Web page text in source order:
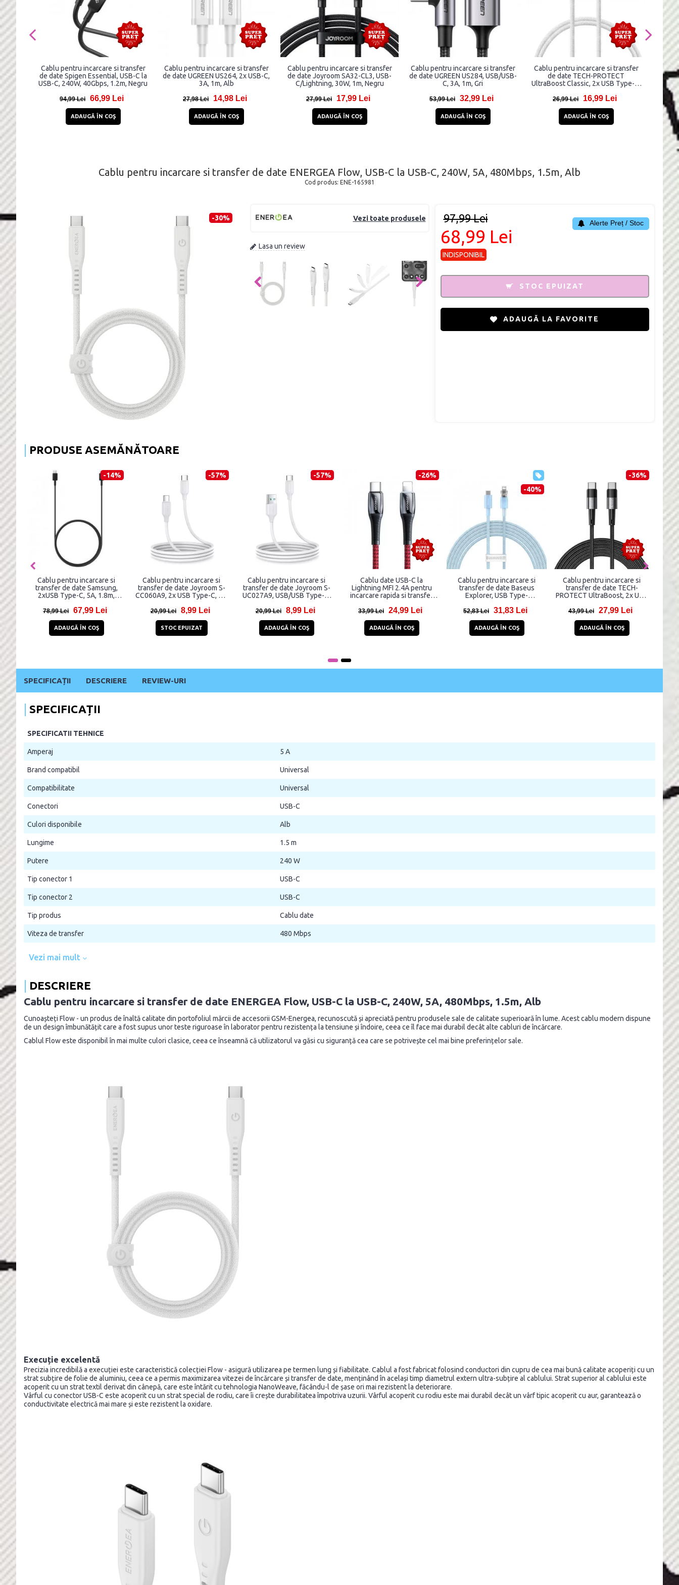
Cablu pentru incarcare si transfer
de date Spigen Essential, USB-C la
USB-C, 240W, 40Gbps, 1.2m, Negru
94,99 Lei 66,99 Lei
ADAUGĂ ÎN COŞ
Cablu pentru incarcare si transfer
de date UGREEN US264, 2x USB-C,
3A, 1m, Alb
27,98 Lei 14,98 Lei
ADAUGĂ ÎN COŞ
Cablu pentru incarcare si transfer
de date Joyroom SA32-CL3, USB-
C/Lightning, 30W, 1m, Negru
27,99 Lei 17,99 Lei
ADAUGĂ ÎN COŞ
Cablu pentru incarcare si transfer
de date UGREEN US284, USB/USB-
C, 3A, 1m, Gri
53,99 Lei 32,99 Lei
ADAUGĂ ÎN COŞ
Cablu pentru incarcare si transfer
de date TECH-PROTECT
UltraBoost Classic, 2x USB Type-C,
26,99 Lei 16,99 Lei
ADAUGĂ ÎN COŞ
date
la
Cablu pentru incarcare si transfer de date ENERGEA Flow, USB-C la USB-C, 240W, 5A, 480Mbps, 1.5m, Alb
Cod produs: ENE-165981
-30% Vezi toate produsele
Lasa un review
97,99 Lei
68,99 Lei
INDISPONIBIL
Alerte Preț / Stoc
STOC EPUIZAT
ADAUGĂ LA FAVORITE
PRODUSE ASEMĂNĂTOARE
-14%
Cablu pentru incarcare si
transfer de date Samsung,
2xUSB Type-C, 5A, 1.8m,
78,99 Lei 67,99 Lei
ADAUGĂ ÎN COŞ
-57%
Cablu pentru incarcare si
transfer de date Joyroom S-
CC060A9, 2x USB Type-C, PD
20,99 Lei 8,99 Lei
STOC EPUIZAT
-57%
Cablu pentru incarcare si
transfer de date Joyroom S-
UC027A9, USB/USB Type-C,
20,99 Lei 8,99 Lei
ADAUGĂ ÎN COŞ
-26%
Cablu date USB-C la
Lightning MFI 2.4A pentru
incarcare rapida si transfer
20W, 480 Mbps, 1.2m, Rosu
33,99 Lei 24,99 Lei
ADAUGĂ ÎN COŞ
-40%
Cablu pentru incarcare si
transfer de date Baseus
Explorer, USB Type-
Albastru
52,83 Lei 31,83 Lei
ADAUGĂ ÎN COŞ
-36%
Cablu pentru incarcare si
transfer de date TECH-
PROTECT UltraBoost, 2x USB
43,99 Lei 27,99 Lei
ADAUGĂ ÎN COŞ
SPECIFICAȚII DESCRIERE REVIEW-URI
SPECIFICAȚII
SPECIFICATII TEHNICE
Amperaj 5 A
Brand compatibil Universal
Compatibilitate Universal
Conectori USB-C
Culori disponibile Alb
Lungime 1.5 m
Putere 240 W
Tip conector 1 USB-C
Tip conector 2 USB-C
Tip produs Cablu date
Viteza de transfer 480 Mbps
Vezi mai mult
DESCRIERE
Cablu pentru incarcare si transfer de date ENERGEA Flow, USB-C la USB-C, 240W, 5A, 480Mbps, 1.5m, Alb
Cunoașteți Flow - un produs de înaltă calitate din portofoliul mărcii de accesorii GSM-Energea, recunoscută și apreciată pentru produsele sale de calitate superioară în lume. Acest cablu modern dispune
de un design îmbunătățit care a fost supus unor teste riguroase în laborator pentru rezistența la tensiune și îndoire, ceea ce îl face mai durabil decât alte cabluri de încărcare.
Cablul Flow este disponibil în mai multe culori clasice, ceea ce înseamnă că utilizatorul va găsi cu siguranță cea care se potrivește cel mai bine preferințelor sale.
Execuție excelentă
Precizia incredibilă a execuției este caracteristică colecției Flow - asigură utilizarea pe termen lung și fiabilitate. Cablul a fost fabricat folosind conductori din cupru de cea mai bună calitate acoperiți cu un
strat subțire de folie de aluminiu, ceea ce a permis maximizarea vitezei de încărcare și transfer de date, menținând în același timp diametrul extern ultra-subțire al cablului. Strat superior al cablului este
acoperit cu un strat textil derivat din cânepă, care este întărit cu tehnologia NanoWeave, făcându-l de șase ori mai rezistent la deteriorare.
Vârful cu conector USB-C este acoperit cu un strat special de rodiu, care îi crește durabilitatea împotriva uzurii. Vârful acoperit cu rodiu este mai durabil decât un vârf tipic acoperit cu aur, garantează o
conductivitate electrică mai mare și este rezistent la oxidare.